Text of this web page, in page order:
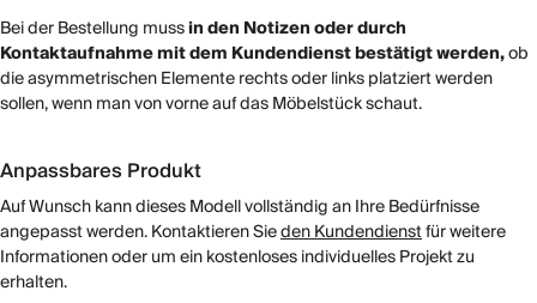
Bei der Bestellung mussin den Notizen oder durch
Kontaktaufnahme mit dem Kundendienst bestätigt werden,ob
die asymmetrischen Elemente rechts oder links platziert werden
sollen, wenn man von vorne auf das Möbelstück schaut.
Anpassbares Produkt
Auf Wunsch kann dieses Modell vollständig an Ihre Bedürfnisse
angepasst werden. Kontaktieren Sieden Kundendienstfür weitere
Informationen oder um ein kostenloses individuelles Projekt zu
erhalten.